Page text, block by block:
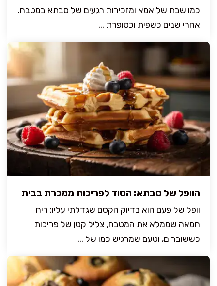
כמו שבת של אמא ומזכירות רגעים של סבתא במטבח.
אחרי שנים כשפית וכסופרת ...
הוופל של סבתא: הסוד לפריכות ממכרת בבית
וופל של פעם הוא בדיוק הקסם שגדלתי עליו: ריח
חמאה שממלא את המטבח, צליל קטן של פריכות
כששוברים, וטעם שמרגיש כמו של ...